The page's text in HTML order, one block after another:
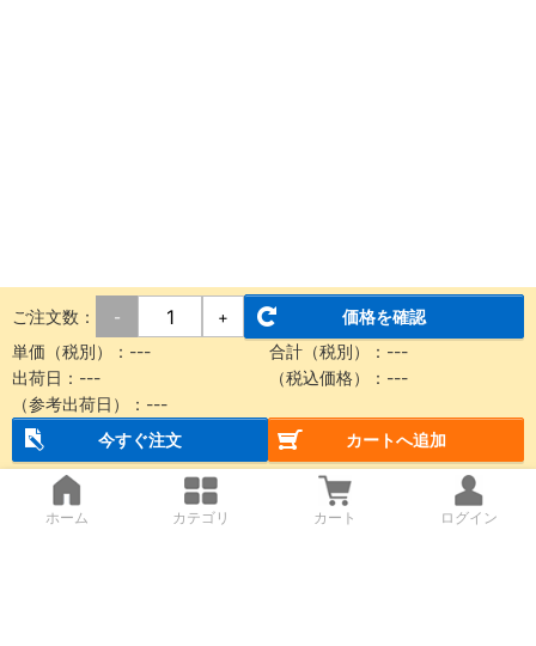
ご注文数： - +
価格を確認
単価（税別）： --- 合計（税別）： ---
出荷日： --- （税込価格）： ---
（参考出荷日）： ---
今すぐ注文
カートへ追加
ホーム カテゴリ カート ログイン